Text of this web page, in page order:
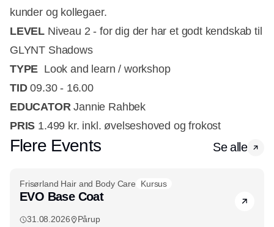
kunder og kollegaer.
LEVEL Niveau 2 - for dig der har et godt kendskab til
GLYNT Shadows
TYPE Look and learn / workshop
TID09.30 - 16.00
EDUCATORJannie Rahbek
PRIS 1.499 kr. inkl. øvelseshoved og frokost
Flere Events Se alle
Frisørland Hair and Body Care Kursus
EVO Base Coat
31.08.2026 Pårup